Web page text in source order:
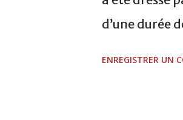
d’une durée
ENREGISTRER UN